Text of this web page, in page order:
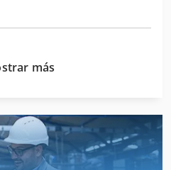
No dude en
más